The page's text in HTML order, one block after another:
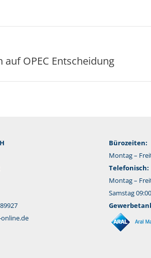
auf OPEC Entscheidung
Bürozeiten:
Montag –
Telefonisch:
Montag –
Samstag